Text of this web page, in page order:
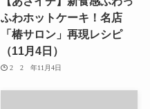
ふわホットケーキ！名店
「椿サロン」再現レシピ
（11月4日）
2020年11月4日